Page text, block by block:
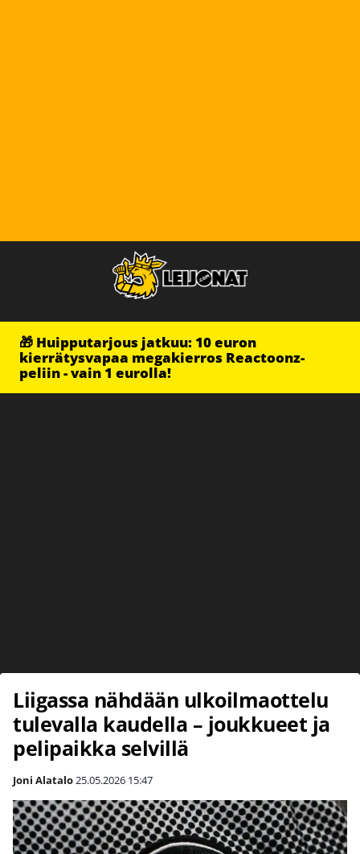
🎁 Huipputarjous jatkuu: 10 euron
kierrätysvapaa megakierros Reactoonz-
peliin - vain 1 eurolla!
Liigassa nähdään ulkoilmaottelu
tulevalla kaudella – joukkueet ja
pelipaikka selvillä
Joni Alatalo25.05.2026 15:47